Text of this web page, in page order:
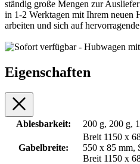
ständig große Mengen zur
in 1-2 Werktagen mit Ihrem neuen
arbeiten und sich auf
Eigenschaften
Ablesbarkeit: 200 g, 200 g,
Gabelbreite:
Breit 1150 x
550 x 85 mm,
Breit 1150 x